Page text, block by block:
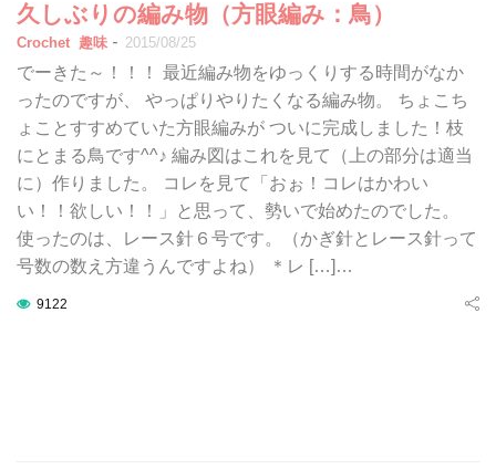
久しぶりの編み物（方眼編み：鳥）
Crochet 趣味 - 2015/08/25
でーきた～！！！ 最近編み物をゆっくりする時間がなか
ったのですが、 やっぱりやりたくなる編み物。 ちょこち
ょことすすめていた方眼編みが ついに完成しました！枝
にとまる鳥です^^♪ 編み図はこれを見て（上の部分は適当
に）作りました。 コレを見て「おぉ！コレはかわい
い！！欲しい！！」と思って、勢いで始めたのでした。
使ったのは、レース針６号です。（かぎ針とレース針って
号数の数え方違うんですよね） ＊レ […]…
9122